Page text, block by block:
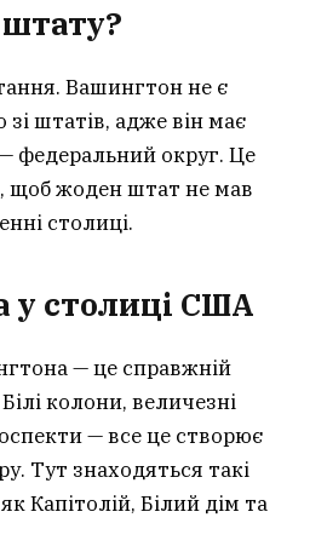
Вашингтон не є
штатів, адже він має
федеральний округ. Це
щоб жоден штат не мав
столиці.
у столиці США
— це справжній
колони, величезні
— все це створює
Тут знаходяться такі
Капітолій, Білий дім та